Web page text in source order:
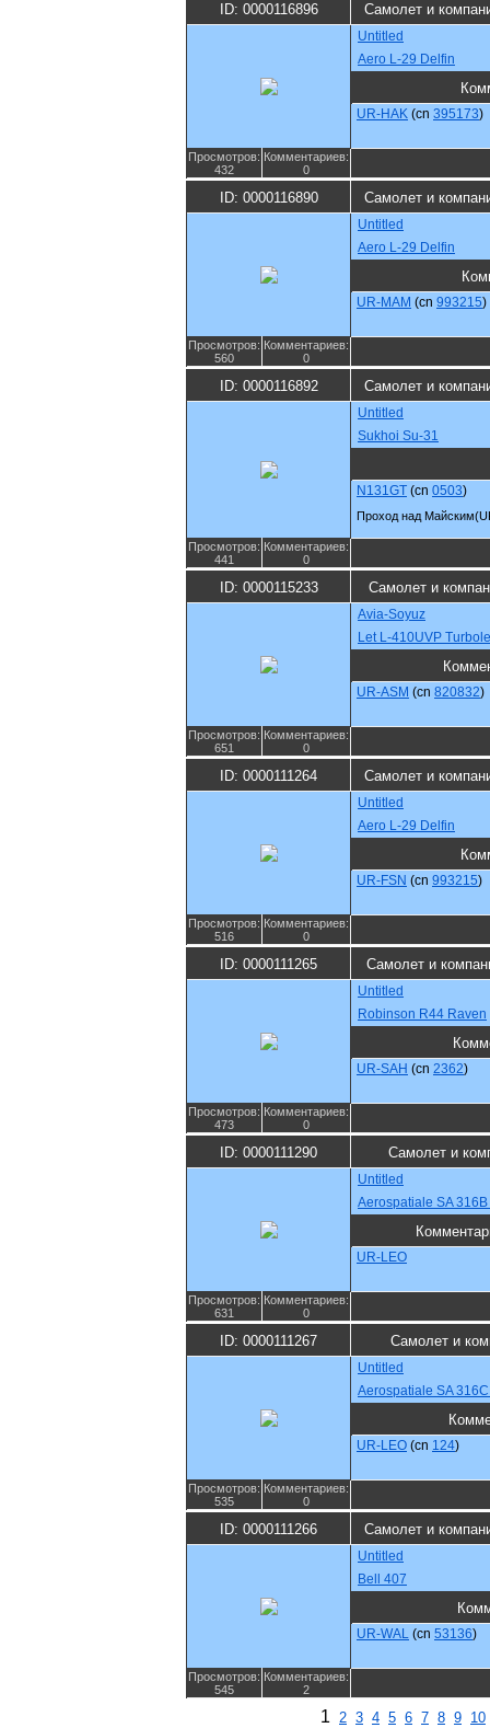
ID: 0000116896 Самолет и
Untitled
Aero L-29 Delfin
UR-HAK (cn 395173)
Просмотров:
432
Комментариев:
0
ID: 0000116890 Самолет и
Untitled
Aero L-29 Delfin
UR-MAM (cn 993215)
Просмотров:
560
Комментариев:
0
ID: 0000116892 Самолет и
Untitled
Sukhoi Su-31
N131GT (cn 0503)
Проход над
Просмотров:
441
Комментариев:
0
ID: 0000115233 Самолет и
Avia-Soyuz
Let L-410UVP
UR-ASM (cn 820832)
Просмотров:
651
Комментариев:
0
ID: 0000111264 Самолет и
Untitled
Aero L-29 Delfin
UR-FSN (cn 993215)
Просмотров:
516
Комментариев:
0
ID: 0000111265 Самолет и
Untitled
Robinson R44 Raven
UR-SAH (cn 2362)
Просмотров:
473
Комментариев:
0
ID: 0000111290 Самолет и
Untitled
Aerospatiale SA 316B
UR-LEO
Просмотров:
631
Комментариев:
0
ID: 0000111267 Самолет и
Untitled
Aerospatiale SA
UR-LEO (cn 124)
Просмотров:
535
Комментариев:
0
ID: 0000111266 Самолет и
Untitled
Bell 407
UR-WAL (cn 53136)
Просмотров:
545
Комментариев:
2
1 2 3 4 5 6 7 8 9 10